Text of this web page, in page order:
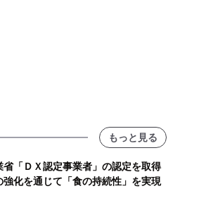
もっと見る
「ＤＸ認定事業者」の認定を取得
化を通じて「食の持続性」を実現